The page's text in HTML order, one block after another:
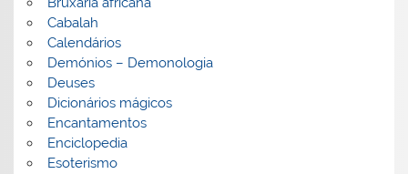
Cabalah
Calendários
Demónios – Demonologia
Deuses
Dicionários mágicos
Encantamentos
Enciclopedia
Esoterismo